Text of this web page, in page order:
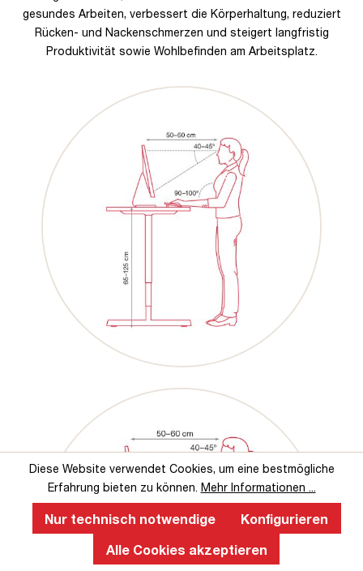
gesundes Arbeiten, verbessert die Körperhaltung, reduziert
Rücken- und Nackenschmerzen und steigert langfristig
Produktivität sowie Wohlbefinden am Arbeitsplatz.
Diese Website verwendet Cookies, um eine bestmögliche
Erfahrung bieten zu können. Mehr Informationen ...
Nur technisch notwendige
Konfigurieren
Alle Cookies akzeptieren